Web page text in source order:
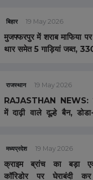
बिहार 19 May 2026
मुजफ्फरपुर में शराब माफिया पर
थार समेत 5 गाड़ियां जब्त,
राजस्थान 19 May 2026
RAJASTHAN NEWS:
में दाढ़ी वाले दूल्हे बैन,
मध्यप्रदेश 19 May 2026
क्राइम ब्रांच का बड़ा
कॉरिडोर पर घेराबंदी